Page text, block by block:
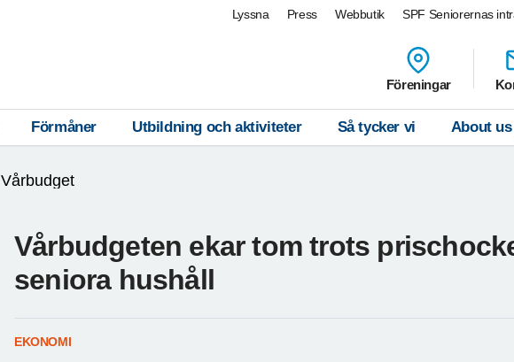
Lyssna Press Webbutik SPF Seniorernas
Föreningar
Förmåner Utbildning och aktiviteter Så tycker vi About
Vårbudget
Vårbudgeten ekar tom trots
seniora hushåll
EKONOMI